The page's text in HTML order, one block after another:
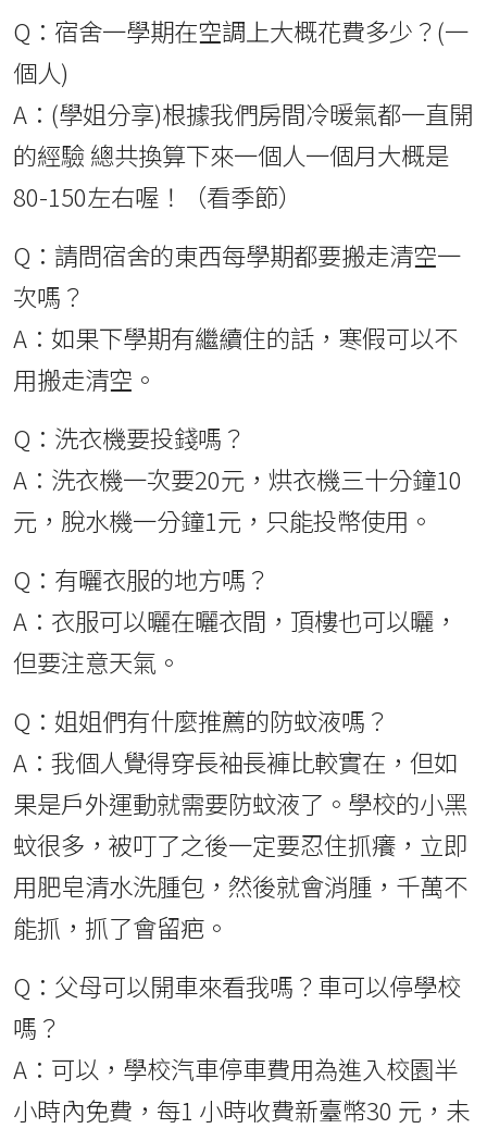
Q：宿舍一學期在空調上大概花費多少？(一
個人)
A：(學姐分享)根據我們房間冷暖氣都一直開
的經驗 總共換算下來一個人一個月大概是
80-150左右喔！（看季節）
Q：請問宿舍的東西每學期都要搬走清空一
次嗎？
A：如果下學期有繼續住的話，寒假可以不
用搬走清空。
Q：洗衣機要投錢嗎？
A：洗衣機一次要20元，烘衣機三十分鐘10
元，脫水機一分鐘1元，只能投幣使用。
Q：有曬衣服的地方嗎？
A：衣服可以曬在曬衣間，頂樓也可以曬，
但要注意天氣。
Q：姐姐們有什麼推薦的防蚊液嗎？
A：我個人覺得穿長袖長褲比較實在，但如
果是戶外運動就需要防蚊液了。學校的小黑
蚊很多，被叮了之後一定要忍住抓癢，立即
用肥皂清水洗腫包，然後就會消腫，千萬不
能抓，抓了會留疤。
Q：父母可以開車來看我嗎？車可以停學校
嗎？
A：可以，學校汽車停車費用為進入校園半
小時內免費，每1 小時收費新臺幣30 元，未